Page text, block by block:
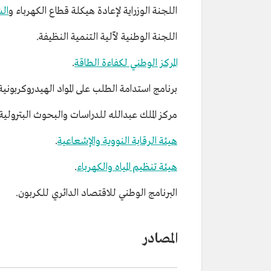
اللجنة الوزراية لإعادة هيكلة قطاع الكهرباء و
اللجنة الوطنية لآلية التنمية النظيفة.
المركز الوطني لكفاءة الطاقة.
برنامج استدامة الطلب على المواد
مركز الملك عبدالله للدراسات والبحوث
هيئة الرقابة النووية والإشعاعية.
هيئة تنظيم المياه والكهرباء.
البرنامج الوطني للاقتصاد الدائري للكربون.
المصادر